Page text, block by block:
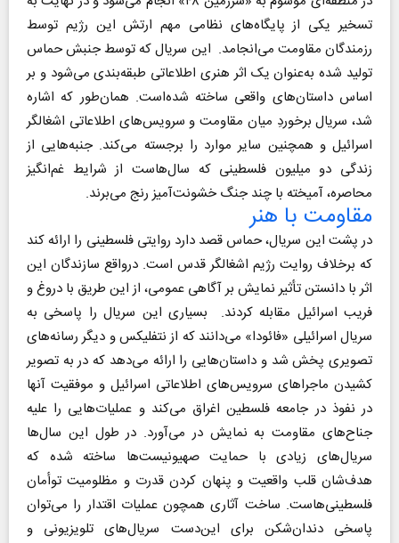
تسخیر یکی از پایگاه‌های نظامی مهم ارتش این رژیم توسط
رزمندگان مقاومت می‌انجامد. این سریال که توسط جنبش حماس
تولید شده به‌عنوان یک اثر هنری اطلاعاتی طبقه‌‎بندی می‌‎شود و بر
اساس داستان‌های واقعی ساخته شده‌است. همان‌طور که اشاره
شد، سریال برخوردِ میان مقاومت و سرویس‌های اطلاعاتی اشغالگر
اسرائیل و همچنین سایر موارد را برجسته می‌کند. جنبه‌هایی از
زندگی دو میلیون فلسطینی که سال‌هاست از شرایط غم‌انگیز
محاصره، آمیخته با چند جنگ خشونت‌آمیز رنج می‌برند.
مقاومت با هنر
در پشت این سریال، حماس قصد دارد روایتی فلسطینی را ارائه کند
که برخلاف روایت رژیم اشغالگر قدس است. درواقع سازندگان این
اثر با دانستن تأثیر نمایش بر آگاهی عمومی، از این طریق با دروغ و
فریب اسرائیل مقابله کردند. بسیاری این سریال را پاسخی به
سریال اسرائیلی «فائودا» می‌دانند که از نتفلیکس و دیگر رسانه‌های
تصویری پخش شد و داستان‌هایی را ارائه می‌دهد که در به تصویر
کشیدن ماجراهای سرویس‌های اطلاعاتی اسرائیل و موفقیت آنها
در نفوذ در جامعه فلسطین اغراق می‌کند و عملیات‌هایی را علیه
جناح‌های مقاومت به نمایش در می‌آورد. در طول این سال‌ها
سریال‌های زیادی با حمایت صهیونیست‌ها ساخته شده که
هدف‌شان قلب واقعیت و پنهان کردن قدرت و مظلومیت توأمان
فلسطینی‌هاست. ساخت آثاری همچون عملیات اقتدار را می‌توان
پاسخی دندان‌شکن برای این‌دست سریال‌های تلویزیونی و